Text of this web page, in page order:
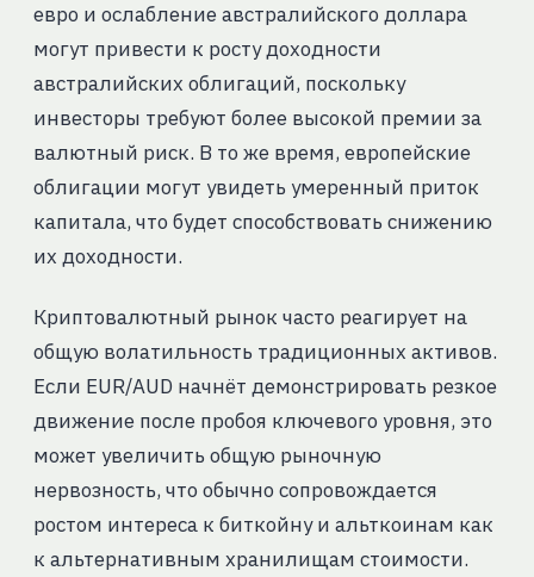
евро и ослабление австралийского доллара
могут привести к росту доходности
австралийских облигаций, поскольку
инвесторы требуют более высокой премии за
валютный риск. В то же время, европейские
облигации могут увидеть умеренный приток
капитала, что будет способствовать снижению
их доходности.
Криптовалютный рынок часто реагирует на
общую волатильность традиционных активов.
Если EUR/AUD начнёт демонстрировать резкое
движение после пробоя ключевого уровня, это
может увеличить общую рыночную
нервозность, что обычно сопровождается
ростом интереса к биткойну и альткоинам как
к альтернативным хранилищам стоимости.